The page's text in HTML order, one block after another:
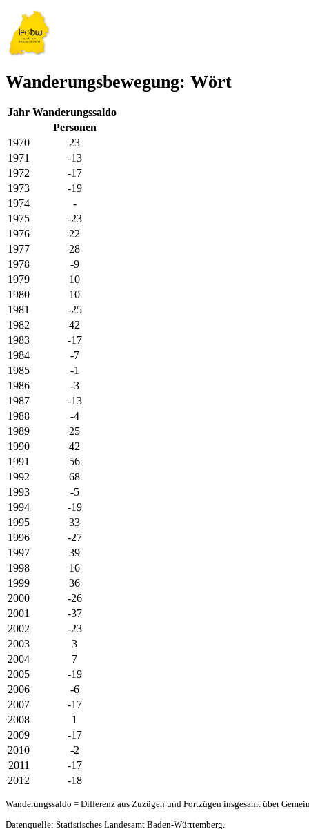
Wanderungsbewegung: Wört
Jahr Wanderungssaldo
Personen
1970
23
1971
-13
1972
-17
1973
-19
1974
-
1975
-23
1976
22
1977
28
1978
-9
1979
10
1980
10
1981
-25
1982
42
1983
-17
1984
-7
1985
-1
1986
-3
1987
-13
1988
-4
1989
25
1990
42
1991
56
1992
68
1993
-5
1994
-19
1995
33
1996
-27
1997
39
1998
16
1999
36
2000
-26
2001
-37
2002
-23
2003
3
2004
7
2005
-19
2006
-6
2007
-17
2008
1
2009
-17
2010
-2
2011
-17
2012
-18
Wanderungssaldo = Differenz aus Zuzügen und Fortzügen insgesamt über
Datenquelle: Statistisches Landesamt Baden-Württemberg.